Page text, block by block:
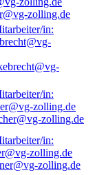
zolling.de
zolling.de
zolling.de